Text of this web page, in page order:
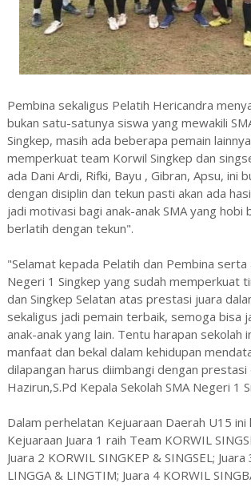
Pembina sekaligus Pelatih Hericandra
bukan satu-satunya siswa yang mewakili
Singkep, masih ada beberapa pemain
memperkuat team Korwil Singkep dan
ada Dani Ardi, Rifki, Bayu , Gibran, Apsu, ini
dengan disiplin dan tekun pasti akan ada
jadi motivasi bagi anak-anak SMA yang hobi
berlatih dengan tekun".
"Selamat kepada Pelatih dan Pembina serta
Negeri 1 Singkep yang sudah memperkuat
dan Singkep Selatan atas prestasi juara
sekaligus jadi pemain terbaik, semoga bisa
anak-anak yang lain. Tentu harapan sekolah
manfaat dan bekal dalam kehidupan
dilapangan harus diimbangi dengan prestasi
Hazirun,S.Pd Kepala Sekolah SMA Negeri 1
Dalam perhelatan Kejuaraan Daerah U15
Kejuaraan Juara 1 raih Team KORWIL
Juara 2 KORWIL SINGKEP & SINGSEL; Juara
LINGGA & LINGTIM; Juara 4 KORWIL